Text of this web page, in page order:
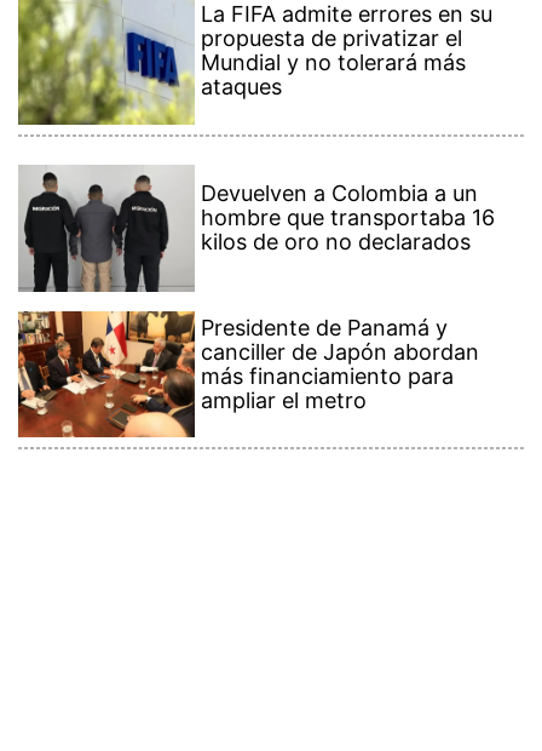
La FIFA admite errores en su
propuesta de privatizar el
Mundial y no tolerará más
ataques
Devuelven a Colombia a un
hombre que transportaba 16
kilos de oro no declarados
Presidente de Panamá y
canciller de Japón abordan
más financiamiento para
ampliar el metro